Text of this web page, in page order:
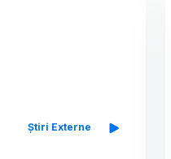
Știri Externe